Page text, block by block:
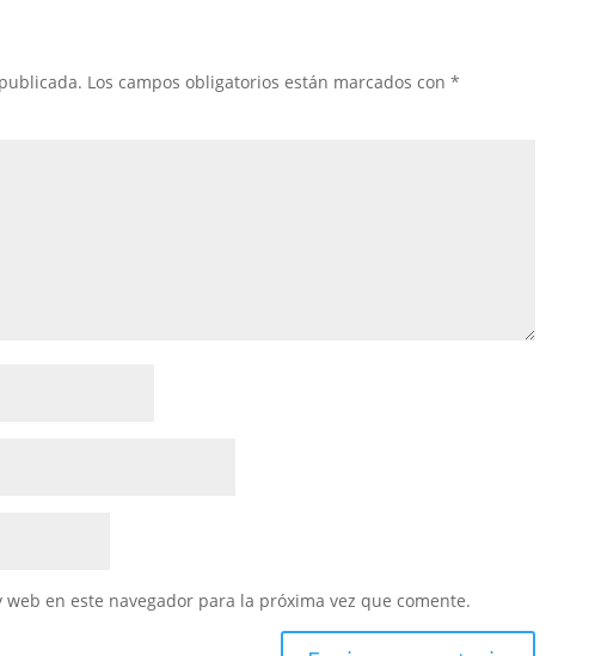
Los campos obligatorios están marcados con*
en este navegador para la próxima vez que comente.